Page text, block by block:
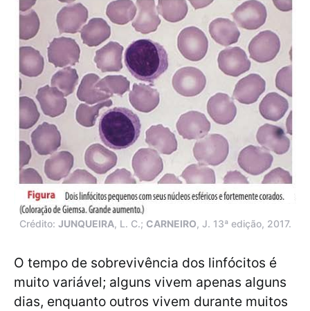
Crédito: JUNQUEIRA, L. C.; CARNEIRO, J. 13ª edição, 2017.
O tempo de sobrevivência dos linfócitos é
muito variável; alguns vivem apenas alguns
dias, enquanto outros vivem durante muitos